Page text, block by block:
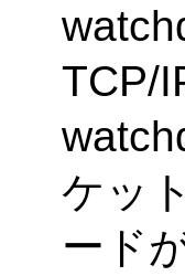
TCP/
ケッ
ード